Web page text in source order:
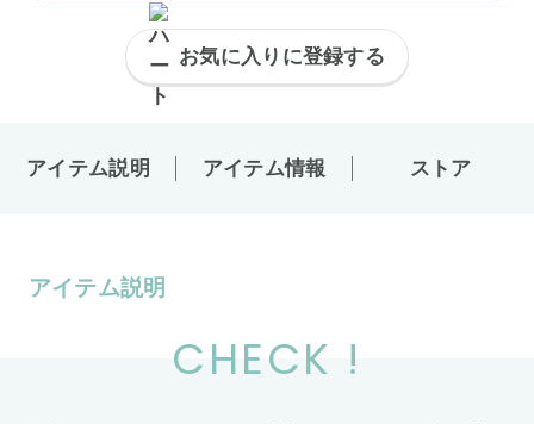
お気に入りに登録する
アイテム説明 アイテム情報 ストア
アイテム説明
CHECK !